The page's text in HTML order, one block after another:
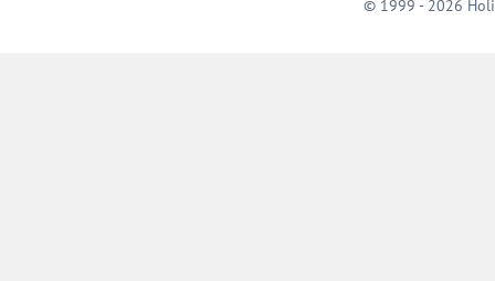
© 1999 - 2026